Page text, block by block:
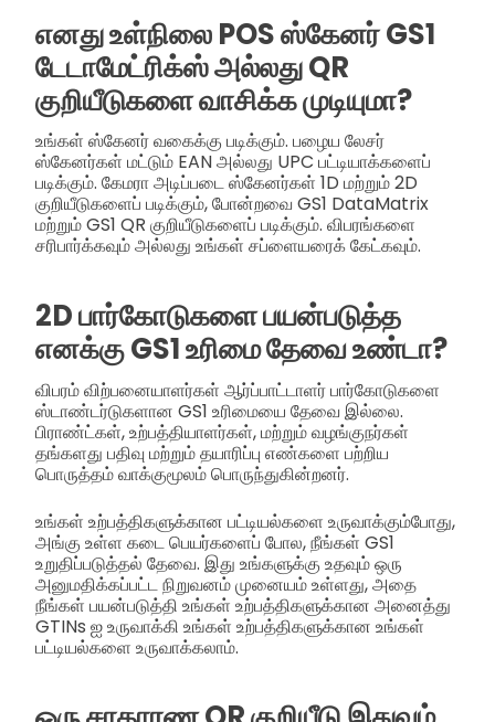
எனது உள்நிலை POS ஸ்கேனர் GS1
டேடாமேட்ரிக்ஸ் அல்லது QR
குறியீடுகளை வாசிக்க முடியுமா?
உங்கள் ஸ்கேனர் வகைக்கு படிக்கும். பழைய லேசர்
ஸ்கேனர்கள் மட்டும் EAN அல்லது UPC பட்டியாக்களைப்
படிக்கும். கேமரா அடிப்படை ஸ்கேனர்கள் 1D மற்றும் 2D
குறியீடுகளைப் படிக்கும், போன்றவை GS1 DataMatrix
மற்றும் GS1 QR குறியீடுகளைப் படிக்கும். விபரங்களை
சரிபார்க்கவும் அல்லது உங்கள் சப்ளையரைக் கேட்கவும்.
2D பார்கோடுகளை பயன்படுத்த
எனக்கு GS1 உரிமை தேவை உண்டா?
விபரம் விற்பனையாளர்கள் ஆர்ப்பாட்டாளர் பார்கோடுகளை
ஸ்டாண்டர்டுகளான GS1 உரிமையை தேவை இல்லை.
பிராண்ட்கள், உற்பத்தியாளர்கள், மற்றும் வழங்குநர்கள்
தங்களது பதிவு மற்றும் தயாரிப்பு எண்களை பற்றிய
பொருத்தம் வாக்குமூலம் பொருந்துகின்றனர்.
உங்கள் உற்பத்திகளுக்கான பட்டியல்களை உருவாக்கும்போது,
அங்கு உள்ள கடை பெயர்களைப் போல, நீங்கள் GS1
உறுதிப்படுத்தல் தேவை. இது உங்களுக்கு உதவும் ஒரு
அனுமதிக்கப்பட்ட நிறுவனம் முனையம் உள்ளது, அதை
நீங்கள் பயன்படுத்தி உங்கள் உற்பத்திகளுக்கான அனைத்து
GTINs ஐ உருவாக்கி உங்கள் உற்பத்திகளுக்கான உங்கள்
பட்டியல்களை உருவாக்கலாம்.